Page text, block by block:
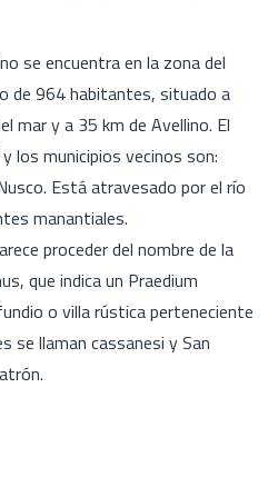
se encuentra en la zona del
de 964 habitantes, situado a
mar y a 35 km de Avellino. El
los municipios vecinos son:
Está atravesado por el río
manantiales.
proceder del nombre de la
que indica un Praedium
o villa rústica perteneciente
se llaman cassanesi y San